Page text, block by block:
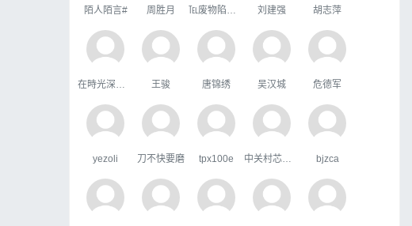
陌人陌言# 周胜月 刘建强 胡志萍
王骏 唐锦绣 吴汉城 危德军
yezoli 刀不快要磨 tpx100e bjzca